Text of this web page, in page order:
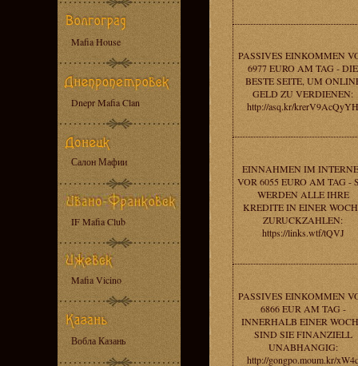
Mafia House
Dnepr Mafia Clan
Салон Мафии
IF Mafia Club
Mafia Vicino
Вобла Казань
PASSIVES EINKOMMEN
6977 EURO AM TAG - DIE
BESTE SEITE, UM
GELD ZU VERDIENEN:
http://asq.kr/krerV9AcQyYH
EINNAHMEN IM
VOR 6055 EURO AM TAG -
WERDEN ALLE IHRE
KREDITE IN EINER
ZURUCKZAHLEN:
https://links.wtf/tQVJ
PASSIVES EINKOMMEN
6866 EUR AM TAG -
INNERHALB EINER
SIND SIE FINANZIELL
UNABHANGIG:
http://gongpo.moum.kr/